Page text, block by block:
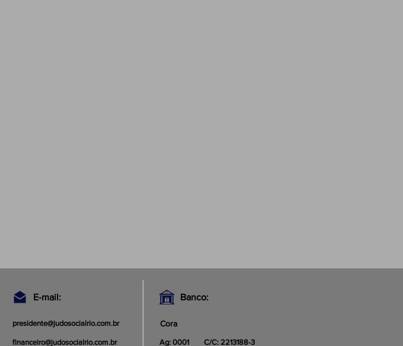
E-mail:
presidente@judosocialrio.com.br
financeiro@judosocialrio.com.br
Banco:
Cora
Ag: 0001 C/C: 2213188-3